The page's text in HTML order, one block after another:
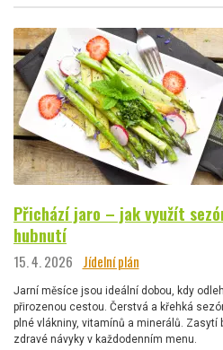
Přichází jaro – jak využít
hubnutí
15. 4. 2026 Jídelní plán
Jarní měsíce jsou ideální dobou, kdy
přirozenou cestou. Čerstvá a křehká
plné vlákniny, vitamínů a minerálů. Zasytí
zdravé návyky v každodenním menu.